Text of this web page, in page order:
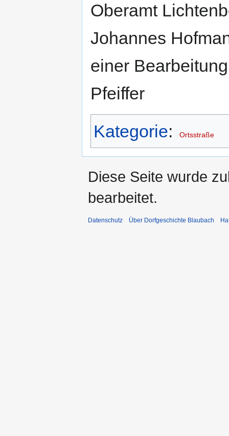
Oberamt
Johannes
einer
Pfeiffer
Kategorie: Ortsstraße
Diese Seite wurde
bearbeitet.
Datenschutz Über Dorfgeschichte Blaubach